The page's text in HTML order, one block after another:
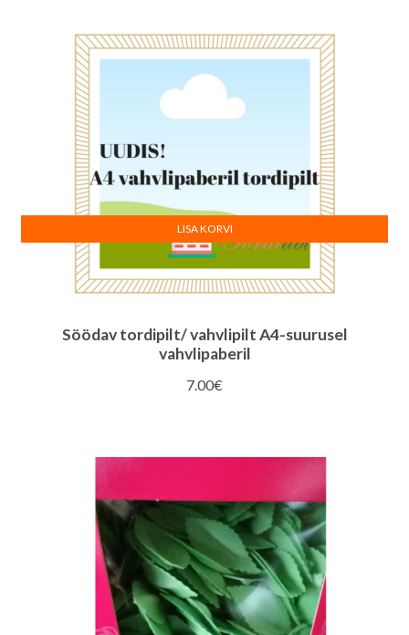
Söödav tordipilt/ vahvlipilt A4-suurusel
vahvlipaberil
7.00€
LISA KORVI